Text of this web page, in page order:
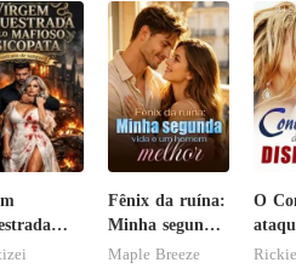
Fênix da ruína:
Minha segunda
vida e um
Maple Breeze
O